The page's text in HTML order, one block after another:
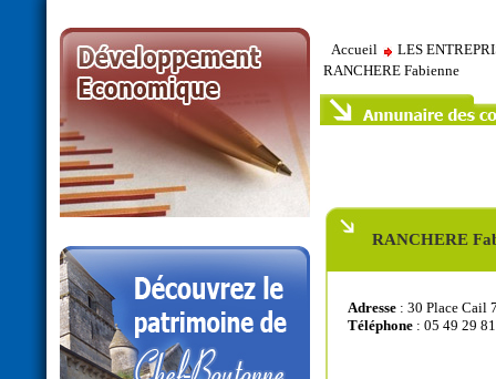
Accueil
LES
RANCHERE Fabienne
RANCHERE
Adresse : 30 Place Cail
Téléphone : 05 49 29